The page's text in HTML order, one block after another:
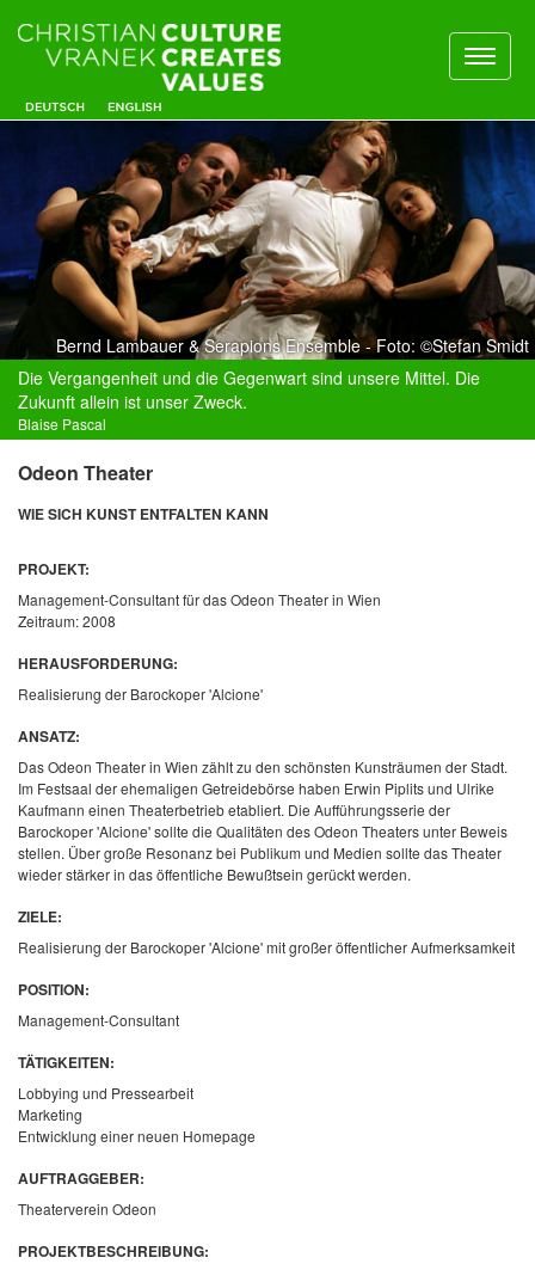
Bernd Lambauer & Serapions Ensemble - Foto: ©Stefan Smidt
Die Vergangenheit und die Gegenwart sind unsere Mittel. Die
Zukunft allein ist unser Zweck.
Blaise Pascal
Odeon Theater
WIE SICH KUNST ENTFALTEN KANN
PROJEKT:
Management-Consultant für das Odeon Theater in Wien
Zeitraum: 2008
HERAUSFORDERUNG:
Realisierung der Barockoper 'Alcione'
ANSATZ:
Das Odeon Theater in Wien zählt zu den schönsten Kunsträumen der Stadt.
Im Festsaal der ehemaligen Getreidebörse haben Erwin Piplits und Ulrike
Kaufmann einen Theaterbetrieb etabliert. Die Aufführungsserie der
Barockoper 'Alcione' sollte die Qualitäten des Odeon Theaters unter Beweis
stellen. Über große Resonanz bei Publikum und Medien sollte das Theater
wieder stärker in das öffentliche Bewußtsein gerückt werden.
ZIELE:
Realisierung der Barockoper 'Alcione' mit großer öffentlicher Aufmerksamkeit
POSITION:
Management-Consultant
TÄTIGKEITEN:
Lobbying und Pressearbeit
Marketing
Entwicklung einer neuen Homepage
AUFTRAGGEBER:
Theaterverein Odeon
PROJEKTBESCHREIBUNG: